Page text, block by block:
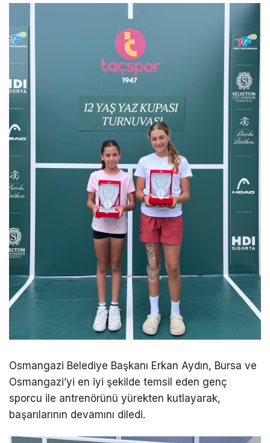
Osmangazi Belediye Başkanı Erkan Aydın, Bursa ve
Osmangazi’yi en iyi şekilde temsil eden genç
sporcu ile antrenörünü yürekten kutlayarak,
başarılarının devamını diledi.